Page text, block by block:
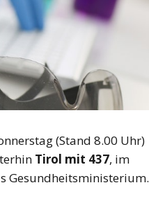
(Stand 8.00 Uhr)
Tirol mit 437, im
Gesundheitsministerium.